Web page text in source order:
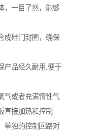
，一目了然，能够
成硅门封圈，确保
产品经久耐用,便于
气或者充满惰性气
直接加热和控制
单独的控制回路对